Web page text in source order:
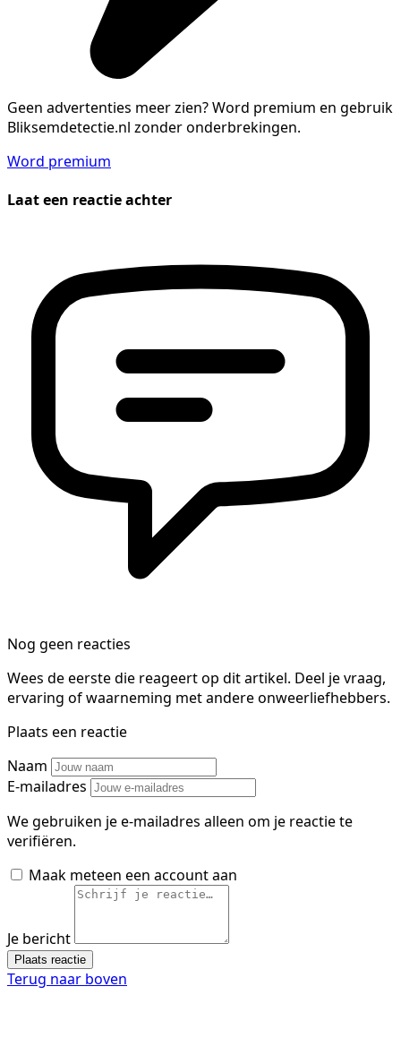
Geen advertenties meer zien?Word premium en gebruik
Bliksemdetectie.nl zonder onderbrekingen.
Word premium
Laat een reactie achter
Nog geen reacties
Wees de eerste die reageert op dit artikel. Deel je vraag,
ervaring of waarneming met andere onweerliefhebbers.
Plaats een reactie
Naam
E-mailadres
We gebruiken je e-mailadres alleen om je reactie te
verifiëren.
Maak meteen een account aan
Je bericht
Plaats reactie
Terug naar boven